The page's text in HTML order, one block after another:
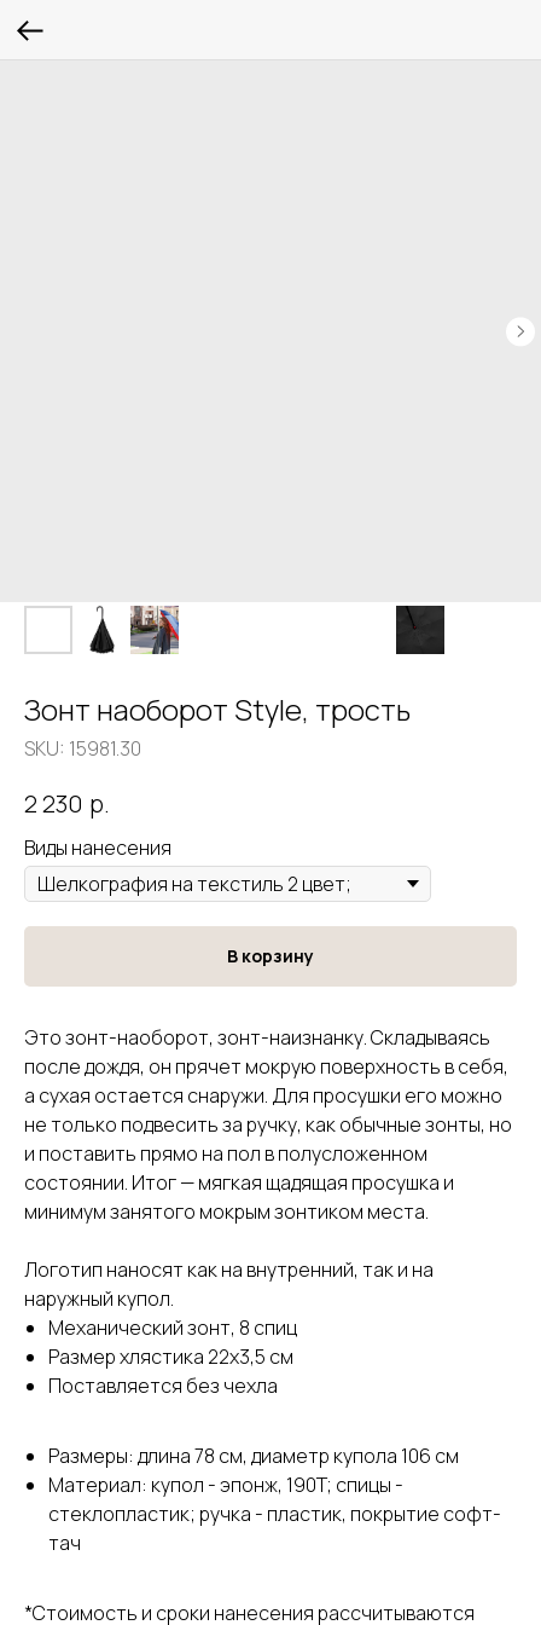
Зонт наоборот Style, трость
SKU: 15981.30
2 230 р.
Виды нанесения
В корзину
Это зонт-наоборот, зонт-наизнанку. Складываясь
после дождя, он прячет мокрую поверхность в себя,
а сухая остается снаружи. Для просушки его можно
не только подвесить за ручку, как обычные зонты, но
и поставить прямо на пол в полусложенном
состоянии. Итог — мягкая щадящая просушка и
минимум занятого мокрым зонтиком места.
Логотип наносят как на внутренний, так и на
наружный купол.
Механический зонт, 8 спиц
Размер хлястика 22х3,5 см
Поставляется без чехла
Размеры: длина 78 см, диаметр купола 106 см
Материал: купол - эпонж, 190T; спицы -
стеклопластик; ручка - пластик, покрытие софт-
тач
*Стоимость и сроки нанесения рассчитываются